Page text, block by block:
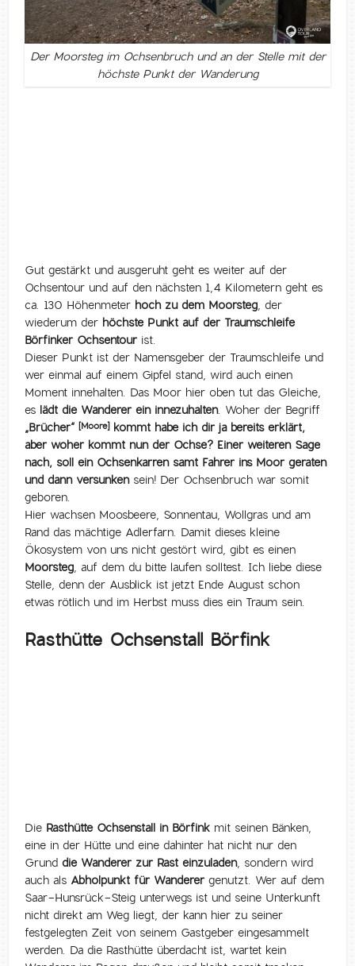
Der Moorsteg im Ochsenbruch und an der Stelle mit der
höchste Punkt der Wanderung
Gut gestärkt und ausgeruht geht es weiter auf der
Ochsentour und auf den nächsten 1,4 Kilometern geht es
ca. 130 Höhenmeter hoch zu dem Moorsteg, der
wiederum der höchste Punkt auf der Traumschleife
Börfinker Ochsentour ist.
Dieser Punkt ist der Namensgeber der Traumschleife und
wer einmal auf einem Gipfel stand, wird auch einen
Moment innehalten. Das Moor hier oben tut das Gleiche,
es lädt die Wanderer ein innezuhalten. Woher der Begriff
„Brücher“ [Moore]kommt habe ich dir ja bereits erklärt,
aber woher kommt nun der Ochse? Einer weiteren Sage
nach, soll ein Ochsenkarren samt Fahrer ins Moor geraten
und dann versunkensein! Der Ochsenbruch war somit
geboren.
Hier wachsen Moosbeere, Sonnentau, Wollgras und am
Rand das mächtige Adlerfarn. Damit dieses kleine
Ökosystem von uns nicht gestört wird, gibt es einen
Moorsteg, auf dem du bitte laufen solltest. Ich liebe diese
Stelle, denn der Ausblick ist jetzt Ende August schon
etwas rötlich und im Herbst muss dies ein Traum sein.
Rasthütte Ochsenstall Börfink
Die Rasthütte Ochsenstall in Börfink mit seinen Bänken,
eine in der Hütte und eine dahinter hat nicht nur den
Grunddie Wanderer zur Rast einzuladen, sondern wird
auch als Abholpunkt für Wanderer genutzt. Wer auf dem
Saar-Hunsrück-Steig unterwegs ist und seine Unterkunft
nicht direkt am Weg liegt, der kann hier zu seiner
festgelegten Zeit von seinem Gastgeber eingesammelt
werden. Da die Rasthütte überdacht ist, wartet kein